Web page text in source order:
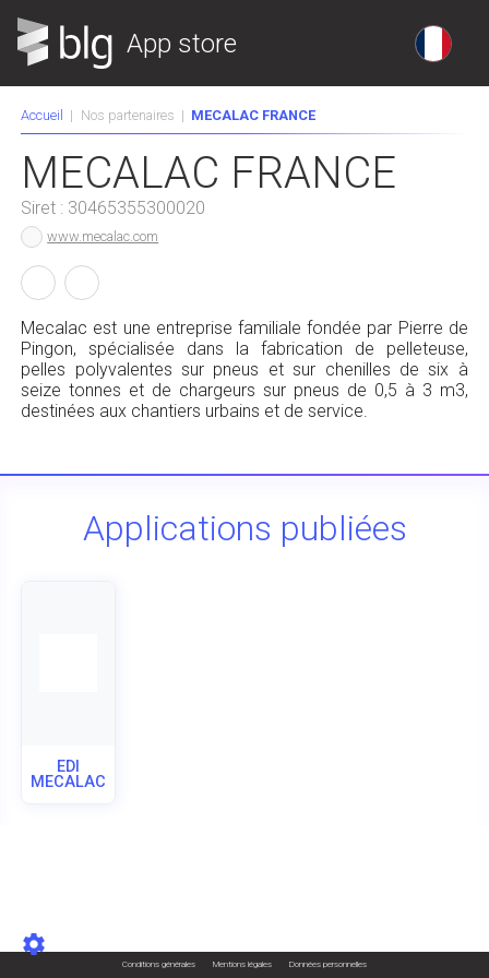
App store
Accueil Nos partenaires MECALAC FRANCE
MECALAC FRANCE
Siret : 30465355300020
www.mecalac.com
Mecalac est une entreprise familiale fondée par Pierre de
Pingon, spécialisée dans la fabrication de pelleteuse,
pelles polyvalentes sur pneus et sur chenilles de six à
seize tonnes et de chargeurs sur pneus de 0,5 à 3 m3,
destinées aux chantiers urbains et de service.
Applications publiées
EDI
MECALAC
Conditions générales Mentions légales Données personnelles